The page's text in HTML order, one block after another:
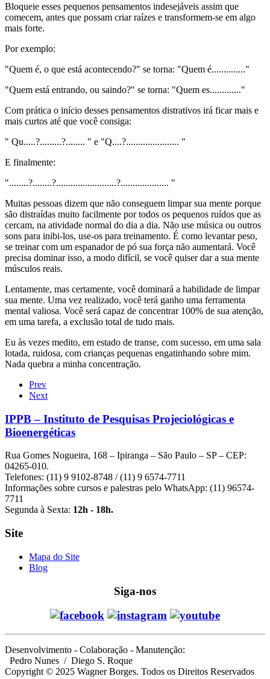
Bloqueie esses pequenos pensamentos indesejáveis assim que
comecem, antes que possam criar raízes e transformem-se em algo
mais forte.
Por exemplo:
"Quem é, o que está acontecendo?" se torna: "Quem é.............."
"Quem está entrando, ou saindo?" se torna: "Quem es............."
Com prática o início desses pensamentos distrativos irá ficar mais e
mais curtos até que você consiga:
" Qu.....?.........?........ " e "Q....?...................... "
E finalmente:
"........?........?.........................?.................... "
Muitas pessoas dizem que não conseguem limpar sua mente porque
são distraídas muito facilmente por todos os pequenos ruídos que as
cercam, na atividade normal do dia a dia. Não use música ou outros
sons para inibi-los, use-os para treinamento. É como levantar peso,
se treinar com um espanador de pó sua força não aumentará. Você
precisa dominar isso, a modo difícil, se você quiser dar a sua mente
músculos reais.
Lentamente, mas certamente, você dominará a habilidade de limpar
sua mente. Uma vez realizado, você terá ganho uma ferramenta
mental valiosa. Você será capaz de concentrar 100% de sua atenção,
em uma tarefa, a exclusão total de tudo mais.
Eu às vezes medito, em estado de transe, com sucesso, em uma sala
lotada, ruidosa, com crianças pequenas engatinhando sobre mim.
Nada quebra a minha concentração.
Prev
Next
IPPB – Instituto de Pesquisas Projeciológicas e
Bioenergéticas
Rua Gomes Nogueira, 168 – Ipiranga – São Paulo – SP – CEP:
04265-010.
Telefones: (11) 9 9102-8748 / (11) 9 6574-7711
Informações sobre cursos e palestras pelo WhatsApp: (11) 96574-
7711
Segunda à Sexta: 12h - 18h.
Site
Mapa do Site
Blog
Siga-nos
Desenvolvimento - Colaboração - Manutenção:
Pedro Nunes / Diego S. Roque
Copyright © 2025 Wagner Borges. Todos os Direitos Reservados